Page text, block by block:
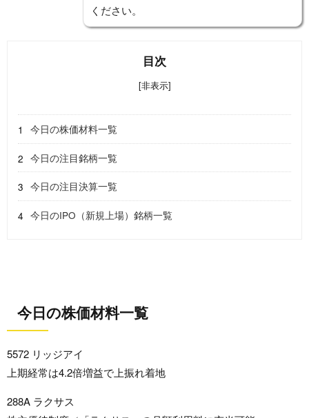
ください。
目次
[非表示]
今日の株価材料一覧
今日の注目銘柄一覧
今日の注目決算一覧
今日のIPO（新規上場）銘柄一覧
今日の株価材料一覧
5572 リッジアイ
上期経常は4.2倍増益で上振れ着地
288A ラクサス